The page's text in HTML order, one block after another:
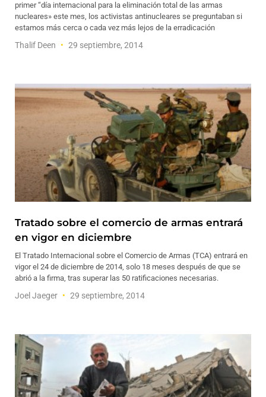
primer “día internacional para la eliminación total de las armas
nucleares» este mes, los activistas antinucleares se preguntaban si
estamos más cerca o cada vez más lejos de la erradicación
Thalif Deen 29 septiembre, 2014
Tratado sobre el comercio de armas entrará
en vigor en diciembre
El Tratado Internacional sobre el Comercio de Armas (TCA) entrará en
vigor el 24 de diciembre de 2014, solo 18 meses después de que se
abrió a la firma, tras superar las 50 ratificaciones necesarias.
Joel Jaeger 29 septiembre, 2014